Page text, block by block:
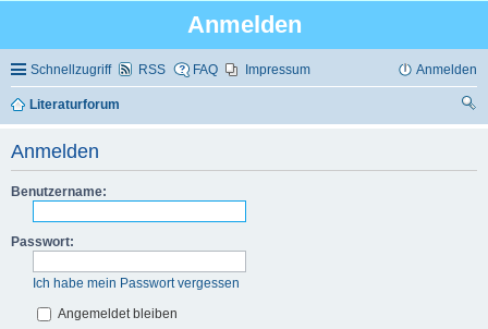
Anmelden
Schnellzugriff RSS FAQ Impressum Anmelden
Literaturforum
Anmelden
Benutzername:
Passwort:
Ich habe mein Passwort vergessen
Angemeldet bleiben